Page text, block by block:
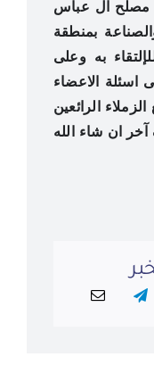
مصلح آل عباس
بمنطقة
به وعلى
اسئلة اﻻعضاء
الرائعين
ان شاء الله